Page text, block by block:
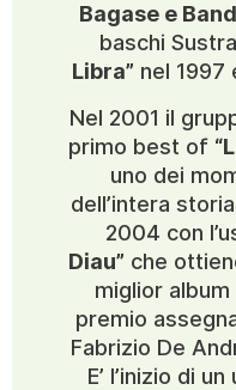
Bagase e
baschi
Libra” nel 1997
Nel 2001 il
primo best of
uno dei
dell’intera
2004 con
Diau” che
miglior
premio
Fabrizio De
E’ l’inizio di